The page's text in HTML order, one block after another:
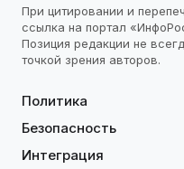
При цитировании и
ссылка на портал
Позиция редакции не
точкой зрения авторов.
Политика
Безопасность
Интеграция